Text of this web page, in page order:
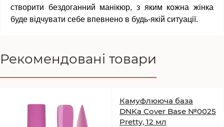
створити бездоганний манікюр, з яким кожна жінка
буде відчувати себе впевнено в будь-якій ситуації.
Рекомендовані товари
Камуфлююча база
DNKa Cover Base №0025
Pretty, 12 мл